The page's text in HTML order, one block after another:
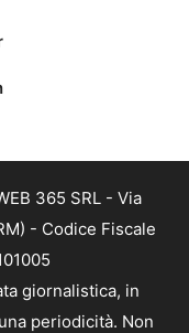
365 SRL - Via
- Codice Fiscale
giornalistica, in
periodicità. Non